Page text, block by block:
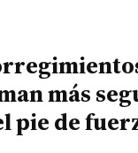
más
pie de